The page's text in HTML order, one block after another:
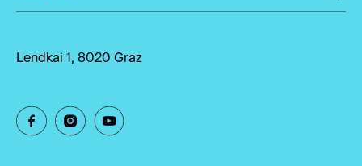
Lendkai 1, 8020 Graz